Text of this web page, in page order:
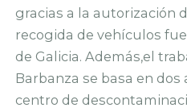
gracias a la autorización
recogida de vehículos
de Galicia. Además,el
Barbanza se basa en
centro de